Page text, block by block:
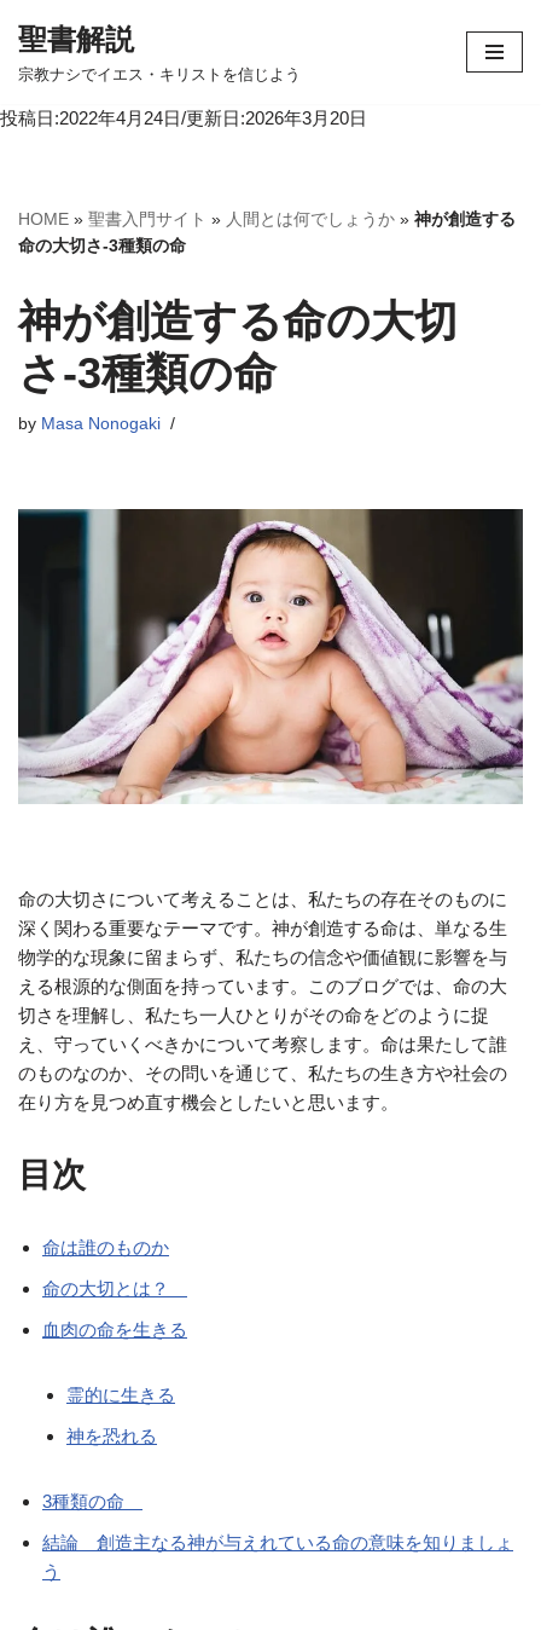
コ
テ
へ
ス
ッ
プ
聖書解説
宗教ナシでイエス・キリストを信じよう
投稿日:2022年4月24日/更新日:2026年3月20日
HOME » 聖書入門サイト » 人間とは何でしょうか » 神が創造する
命の大切さ-3種類の命
神が創造する命の大切
さ-3種類の命
by Masa Nonogaki
命の大切さについて考えることは、私たちの存在そのものに
深く関わる重要なテーマです。神が創造する命は、単なる生
物学的な現象に留まらず、私たちの信念や価値観に影響を与
える根源的な側面を持っています。このブログでは、命の大
切さを理解し、私たち一人ひとりがその命をどのように捉
え、守っていくべきかについて考察します。命は果たして誰
のものなのか、その問いを通じて、私たちの生き方や社会の
在り方を見つめ直す機会としたいと思います。
目次
命は誰のものか
命の大切とは？
血肉の命を生きる
霊的に生きる
神を恐れる
3種類の命
結論 創造主なる神が与えれている命の意味を知りましょ
う